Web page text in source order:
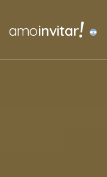
amoinvitar!